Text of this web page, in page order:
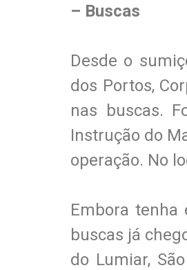
– Buscas
Desde o
dos Portos,
nas buscas.
Instrução do
operação. No
Embora tenha
buscas já
do Lumiar,